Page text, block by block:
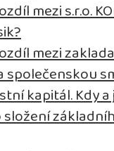
mezi s.r.o.
mezi
společenskou
kapitál. Kdy